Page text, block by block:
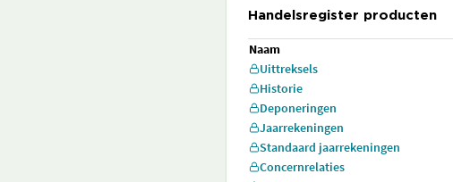
Handelsregister producten
Naam
Uittreksels
Historie
Deponeringen
Jaarrekeningen
Standaard jaarrekeningen
Concernrelaties